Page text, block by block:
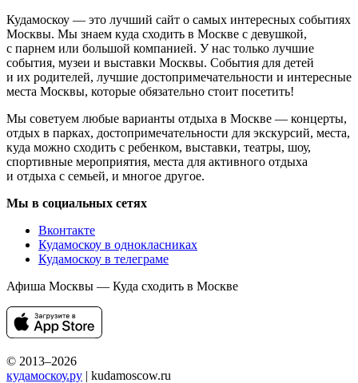
Кудамоскоу — это лучший сайт о самых интересных событиях
Москвы. Мы знаем куда сходить в Москве с девушкой,
с парнем или большой компанией. У нас только лучшие
события, музеи и выставки Москвы. События для детей
и их родителей, лучшие достопримечательности и интересные
места Москвы, которые обязательно стоит посетить!
Мы советуем любые варианты отдыха в Москве — концерты,
отдых в парках, достопримечательности для экскурсий, места,
куда можно сходить с ребенком, выставки, театры, шоу,
спортивные мероприятия, места для активного отдыха
и отдыха с семьей, и многое другое.
Мы в социальных сетях
Вконтакте
Кудамоскоу в однокласниках
Кудамоскоу в телеграме
Афиша Москвы — Куда сходить в Москве
© 2013–2026
кудамоскоу.ру | kudamoscow.ru